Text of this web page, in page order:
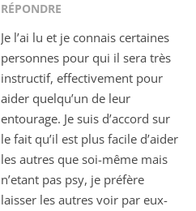
RÉPONDRE
Je l’ai lu et je connais certaines
personnes pour qui il sera très
instructif, effectivement pour
aider quelqu’un de leur
entourage. Je suis d’accord sur
le fait qu’il est plus facile d’aider
les autres que soi-même mais
n’etant pas psy, je préfère
laisser les autres voir par eux-